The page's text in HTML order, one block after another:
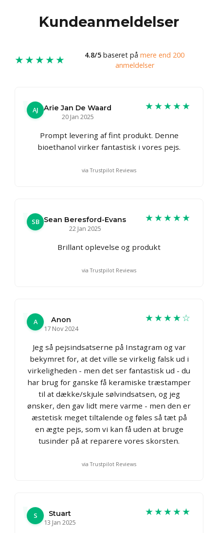
Kundeanmeldelser
★★★★★ 4.8/5 baseret på mere end 200
anmeldelser
AJ
Arie Jan De Waard
20 Jan 2025
★★★★★
Prompt levering af fint produkt. Denne
bioethanol virker fantastisk i vores pejs.
via Trustpilot Reviews
SB Sean Beresford-Evans
22 Jan 2025
★★★★★
Brillant oplevelse og produkt
via Trustpilot Reviews
A
Anon
17 Nov 2024
★★★★☆
Jeg så pejsindsatserne på Instagram og var
bekymret for, at det ville se virkelig falsk ud i
virkeligheden - men det ser fantastisk ud - du
har brug for ganske få keramiske træstamper
til at dække/skjule sølvindsatsen, og jeg
ønsker, den gav lidt mere varme - men den er
æstetisk meget tiltalende og føles så tæt på
en ægte pejs, som vi kan få uden at bruge
tusinder på at reparere vores skorsten.
via Trustpilot Reviews
S
Stuart
13 Jan 2025
★★★★★